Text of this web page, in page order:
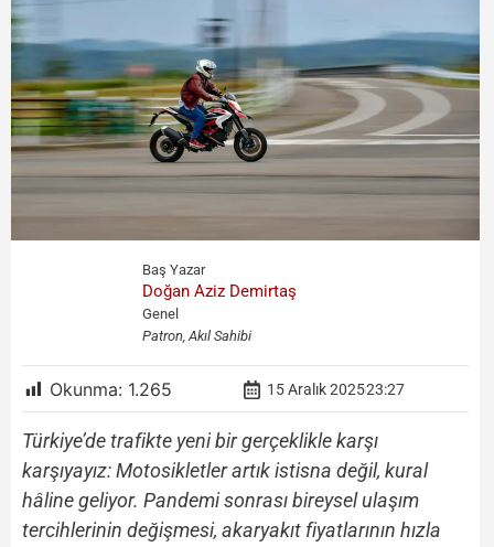
Baş Yazar
Doğan Aziz Demirtaş
Genel
Patron, Akıl Sahibi
Okunma: 1.265 15 Aralık 202523:27
Türkiye’de trafikte yeni bir gerçeklikle karşı
karşıyayız: Motosikletler artık istisna değil, kural
hâline geliyor. Pandemi sonrası bireysel ulaşım
tercihlerinin değişmesi, akaryakıt fiyatlarının hızla